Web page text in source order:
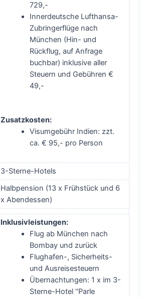
729,-
Innerdeutsche Lufthansa-
Zubringerflüge nach
München (Hin- und
Rückflug, auf Anfrage
buchbar) inklusive aller
Steuern und Gebühren €
49,-
Zusatzkosten:
Visumgebühr Indien: zzt.
ca. € 95,- pro Person
3-Sterne-Hotels
Halbpension (13 x Frühstück und 6
x Abendessen)
Inklusivleistungen:
Flug ab München nach
Bombay und zurück
Flughafen-, Sicherheits-
und Ausreisesteuern
Übernachtungen: 1 x im 3-
Sterne-Hotel ''Parle